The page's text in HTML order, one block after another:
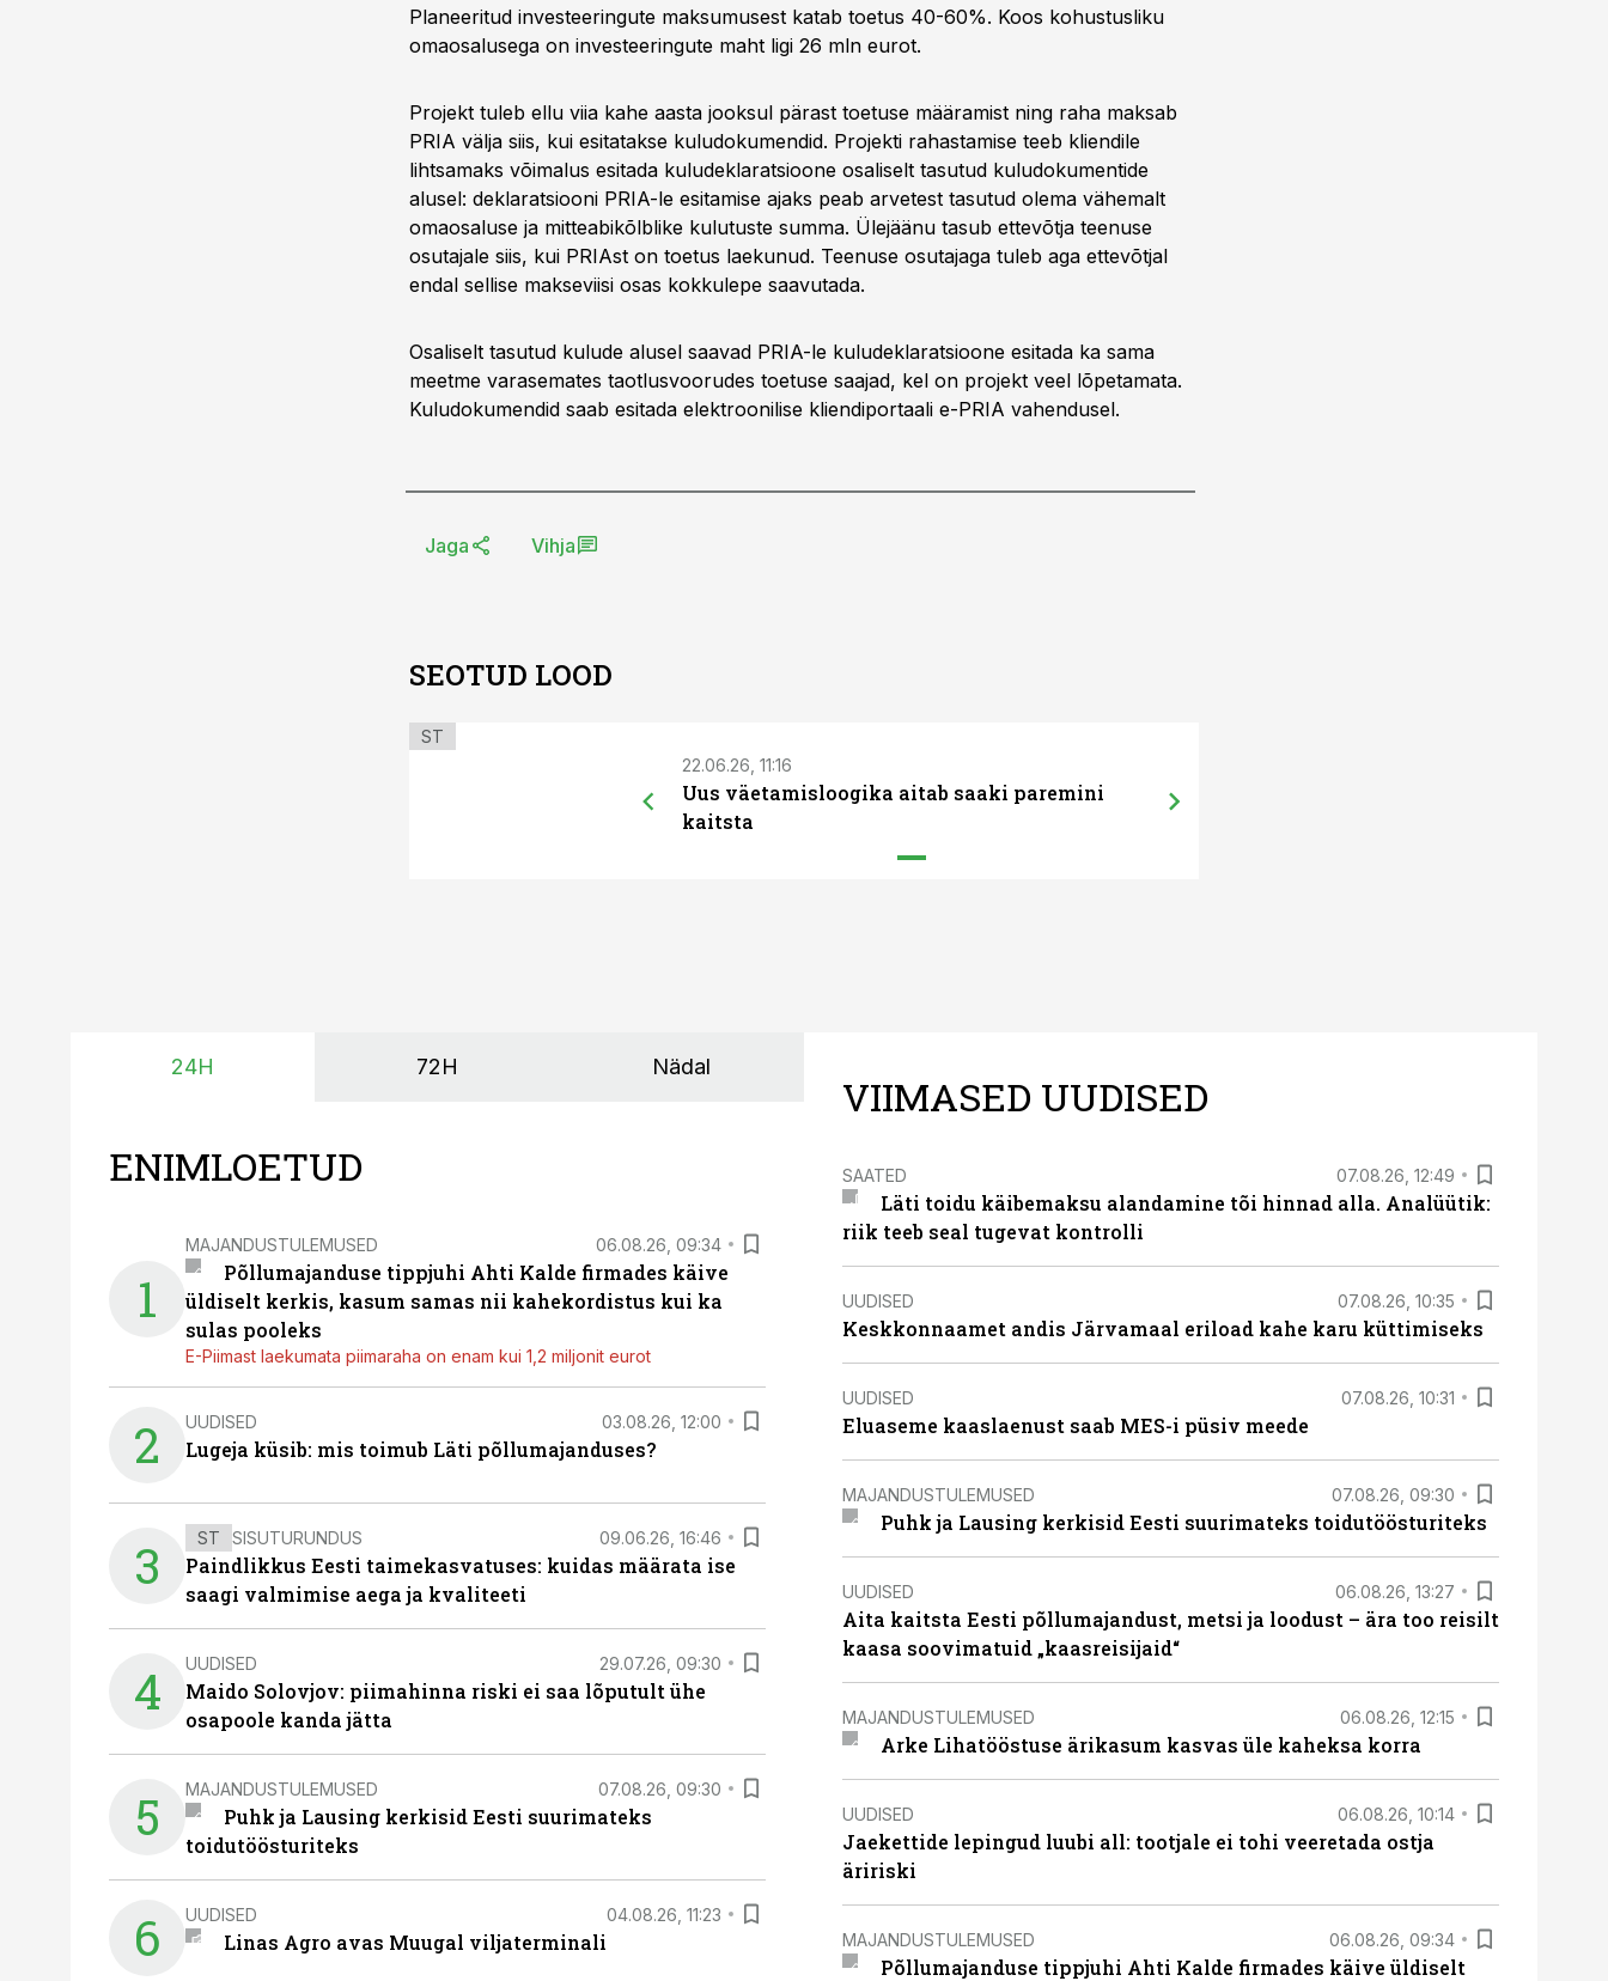
Planeeritud investeeringute maksumusest katab toetus 40-60%. Koos kohustusliku
omaosalusega on investeeringute maht ligi 26 mln eurot.
Projekt tuleb ellu viia kahe aasta jooksul pärast toetuse määramist ning raha maksab
PRIA välja siis, kui esitatakse kuludokumendid. Projekti rahastamise teeb kliendile
lihtsamaks võimalus esitada kuludeklaratsioone osaliselt tasutud kuludokumentide
alusel: deklaratsiooni PRIA-le esitamise ajaks peab arvetest tasutud olema vähemalt
omaosaluse ja mitteabikõlblike kulutuste summa. Ülejäänu tasub ettevõtja teenuse
osutajale siis, kui PRIAst on toetus laekunud. Teenuse osutajaga tuleb aga ettevõtjal
endal sellise makseviisi osas kokkulepe saavutada.
Osaliselt tasutud kulude alusel saavad PRIA-le kuludeklaratsioone esitada ka sama
meetme varasemates taotlusvoorudes toetuse saajad, kel on projekt veel lõpetamata.
Kuludokumendid saab esitada elektroonilise kliendiportaali e-PRIA vahendusel.
Jaga Vihja
SEOTUD LOOD
ST
22.06.26, 11:16
Uus väetamisloogika aitab saaki paremini
kaitsta
24H 72H Nädal
ENIMLOETUD
1
MAJANDUSTULEMUSED 06.08.26, 09:34
Põllumajanduse tippjuhi Ahti Kalde firmades käive
üldiselt kerkis, kasum samas nii kahekordistus kui ka
sulas pooleks
E-Piimast laekumata piimaraha on enam kui 1,2 miljonit eurot
2 UUDISED 03.08.26, 12:00
Lugeja küsib: mis toimub Läti põllumajanduses?
3 ST SISUTURUNDUS 09.06.26, 16:46
Paindlikkus Eesti taimekasvatuses: kuidas määrata ise
saagi valmimise aega ja kvaliteeti
4 UUDISED 29.07.26, 09:30
Maido Solovjov: piimahinna riski ei saa lõputult ühe
osapoole kanda jätta
5 MAJANDUSTULEMUSED 07.08.26, 09:30
Puhk ja Lausing kerkisid Eesti suurimateks
toidutöösturiteks
6 UUDISED 04.08.26, 11:23
Linas Agro avas Muugal viljaterminali
VIIMASED UUDISED
SAATED 07.08.26, 12:49
Läti toidu käibemaksu alandamine tõi hinnad alla. Analüütik:
riik teeb seal tugevat kontrolli
UUDISED 07.08.26, 10:35
Keskkonnaamet andis Järvamaal eriload kahe karu küttimiseks
UUDISED 07.08.26, 10:31
Eluaseme kaaslaenust saab MES-i püsiv meede
MAJANDUSTULEMUSED 07.08.26, 09:30
Puhk ja Lausing kerkisid Eesti suurimateks toidutöösturiteks
UUDISED 06.08.26, 13:27
Aita kaitsta Eesti põllumajandust, metsi ja loodust – ära too reisilt
kaasa soovimatuid „kaasreisijaid“
MAJANDUSTULEMUSED 06.08.26, 12:15
Arke Lihatööstuse ärikasum kasvas üle kaheksa korra
UUDISED 06.08.26, 10:14
Jaekettide lepingud luubi all: tootjale ei tohi veeretada ostja
äririski
MAJANDUSTULEMUSED 06.08.26, 09:34
Põllumajanduse tippjuhi Ahti Kalde firmades käive üldiselt